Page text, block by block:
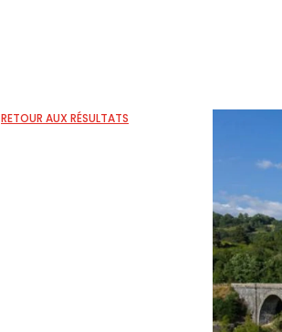
RETOUR AUX RÉSULTATS